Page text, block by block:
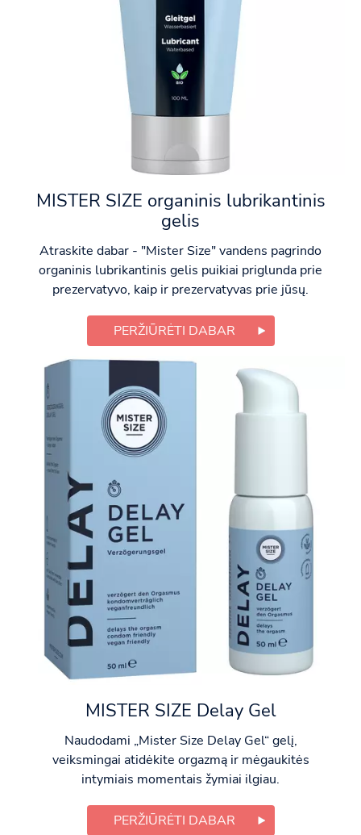
MISTER SIZE organinis lubrikantinis
gelis
Atraskite dabar - "Mister Size" vandens pagrindo
organinis lubrikantinis gelis puikiai priglunda prie
prezervatyvo, kaip ir prezervatyvas prie jūsų.
PERŽIŪRĖTI DABAR
MISTER SIZE Delay Gel
Naudodami „Mister Size Delay Gel“ gelį,
veiksmingai atidėkite orgazmą ir mėgaukitės
intymiais momentais žymiai ilgiau.
PERŽIŪRĖTI DABAR